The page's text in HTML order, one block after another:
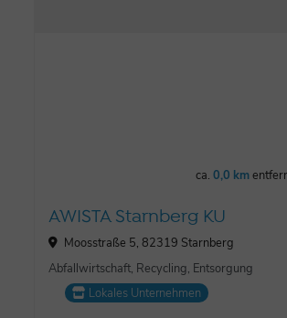
ca.0,0 km
AWISTA Starnberg KU
Moosstraße 5, 82319 Starnberg
Abfallwirtschaft, Recycling, Entsorgung
Lokales Unternehmen